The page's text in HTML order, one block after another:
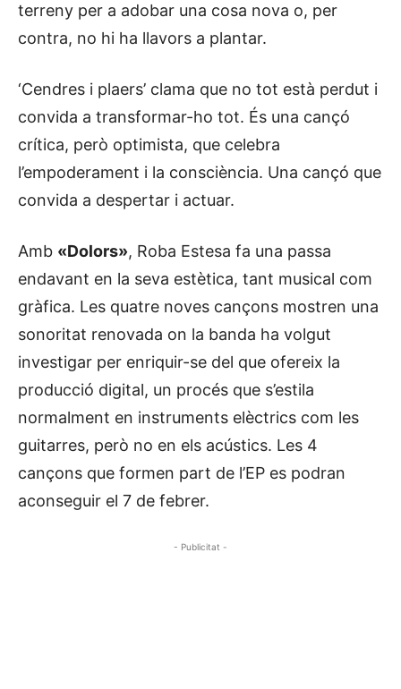
terreny per a adobar una cosa nova o, per
contra, no hi ha llavors a plantar.
‘Cendres i plaers’ clama que no tot està perdut i
convida a transformar-ho tot. És una cançó
crítica, però optimista, que celebra
l’empoderament i la consciència. Una cançó que
convida a despertar i actuar.
Amb «Dolors», Roba Estesa fa una passa
endavant en la seva estètica, tant musical com
gràfica. Les quatre noves cançons mostren una
sonoritat renovada on la banda ha volgut
investigar per enriquir-se del que ofereix la
producció digital, un procés que s’estila
normalment en instruments elèctrics com les
guitarres, però no en els acústics. Les 4
cançons que formen part de l’EP es podran
aconseguir el 7 de febrer.
- Publicitat -